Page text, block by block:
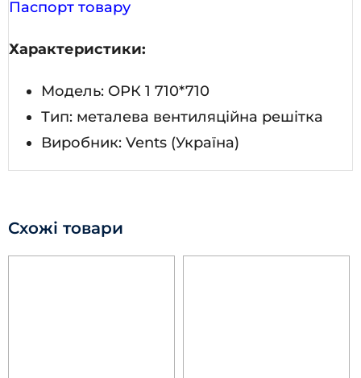
Паспорт товару
Характеристики:
Модель: ОРК 1 710*710
Тип: металева вентиляційна решітка
Виробник: Vents (Україна)
Схожі товари